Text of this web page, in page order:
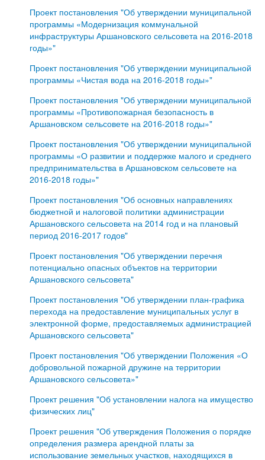
Проект постановления "Об утверждении муниципальной
программы «Модернизация коммунальной
инфраструктуры Аршановского сельсовета на 2016-2018
годы»"
Проект постановления "Об утверждении муниципальной
программы «Чистая вода на 2016-2018 годы»"
Проект постановления "Об утверждении муниципальной
программы «Противопожарная безопасность в
Аршановском сельсовете на 2016-2018 годы»"
Проект постановления "Об утверждении муниципальной
программы «О развитии и поддержке малого и среднего
предпринимательства в Аршановском сельсовете на
2016-2018 годы»"
Проект постановления "Об основных направлениях
бюджетной и налоговой политики администрации
Аршановского сельсовета на 2014 год и на плановый
период 2016-2017 годов"
Проект постановления "Об утверждении перечня
потенциально опасных объектов на территории
Аршановского сельсовета"
Проект постановления "Об утверждении план-графика
перехода на предоставление муниципальных услуг в
электронной форме, предоставляемых администрацией
Аршановского сельсовета"
Проект постановления "Об утверждении Положения «О
добровольной пожарной дружине на территории
Аршановского сельсовета»"
Проект решения "Об установлении налога на имущество
физических лиц"
Проект решения "Об утверждения Положения о порядке
определения размера арендной платы за
использование земельных участков, находящихся в